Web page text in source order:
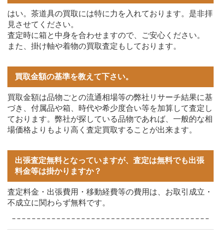
はい。茶道具の買取には特に力を入れております。是非拝
見させてください。
査定時に箱と中身を合わせますので、ご安心ください。
また、掛け軸や着物の買取査定もしております。
買取金額の基準を教えて下さい。
買取金額は品物ごとの流通相場等の弊社リサーチ結果に基
づき、付属品や箱、時代や希少度合い等を加算して査定し
ております。弊社が探している品物であれば、一般的な相
場価格よりもより高く査定買取することが出来ます。
出張査定無料となっていますが、査定は無料でも出張
料金等は掛かりますか？
査定料金・出張費用・移動経費等の費用は、お取引成立・
不成立に関わらず無料です。